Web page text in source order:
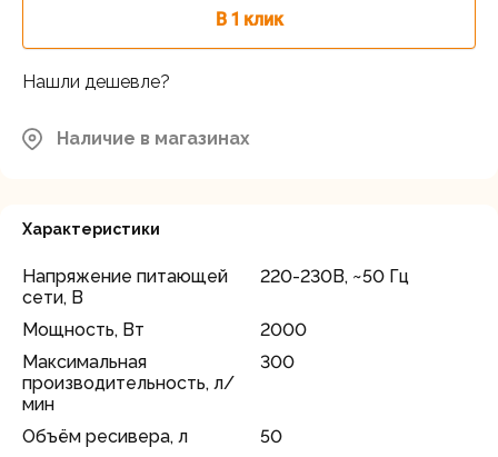
В 1 клик
Нашли дешевле?
Наличие в магазинах
Характеристики
Напряжение питающей
сети, В
220-230В, ~50 Гц
Мощность, Вт
2000
Максимальная
производительность, л/
мин
300
Объём ресивера, л
50